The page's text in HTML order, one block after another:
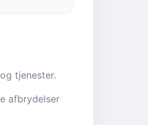
tjenester.
afbrydelser